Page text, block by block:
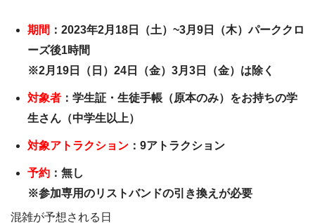
期間 ：2023年2月18日（土）~3月9日（木）パーククロ
ーズ後1時間
※2月19日（日）24日（金）3月3日（金）は除く
対象者 ：学生証・生徒手帳（原本のみ）をお持ちの学
生さん（中学生以上）
対象アトラクション ：9アトラクション
予約 ：無し
※参加専用のリストバンドの引き換えが必要
混雑が予想される日